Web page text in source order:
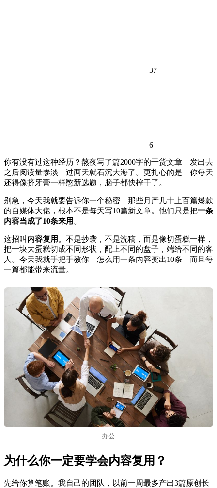
37
6
你有没有过这种经历？熬夜写了篇2000字的干货文章，发出去
之后阅读量惨淡，过两天就石沉大海了。更扎心的是，你每天
还得像挤牙膏一样憋新选题，脑子都快榨干了。
别急，今天我就要告诉你一个秘密：那些月产几十上百篇爆款
的自媒体大佬，根本不是每天写10篇新文章。他们只是把一条
内容当成了10条来用 。
这招叫 内容复用 。不是抄袭，不是洗稿，而是像切蛋糕一样，
把一块大蛋糕切成不同形状，配上不同的盘子，端给不同的客
人。今天我就手把手教你，怎么用一条内容变出10条，而且每
一篇都能带来流量。
办公
为什么你一定要学会内容复用？
先给你算笔账。我自己的团队，以前一周最多产出3篇原创长